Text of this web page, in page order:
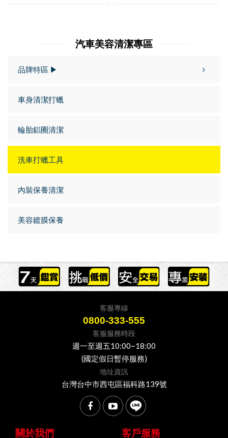
汽車美容清潔專區
品牌特區 ▶
車身清潔打蠟
輪胎鋁圈清潔
洗車打蠟工具
內裝保養清潔
美容鍍膜保養
客服專線
0800-333-555
客服服務時段
週一至週五10:00~18:00
(國定假日暫停服務)
地址資訊
台灣台中市西屯區福科路139號
關於我們 客戶服務